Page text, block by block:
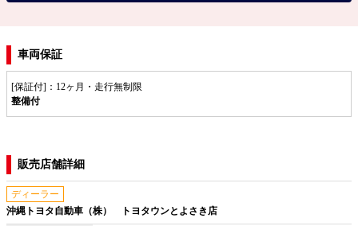
車両保証
[保証付]：12ヶ月・走行無制限
整備付
販売店舗詳細
ディーラー
沖縄トヨタ自動車（株） トヨタウンとよさき店